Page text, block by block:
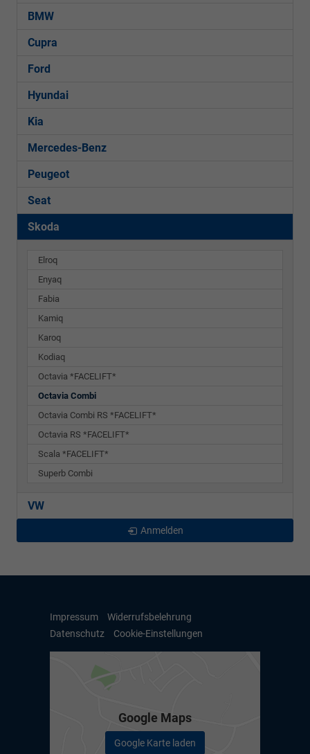
BMW
Cupra
Ford
Hyundai
Kia
Mercedes-Benz
Peugeot
Seat
Skoda
Elroq
Enyaq
Fabia
Kamiq
Karoq
Kodiaq
Octavia *FACELIFT*
Octavia Combi
Octavia Combi RS *FACELIFT*
Octavia RS *FACELIFT*
Scala *FACELIFT*
Superb Combi
VW
Anmelden
Impressum
Widerrufsbelehrung
Datenschutz
Cookie-Einstellungen
Google Maps
Google Karte laden